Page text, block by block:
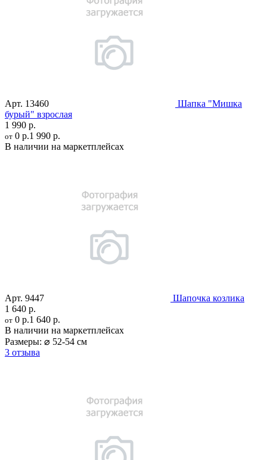
Арт. 13460
Шапка "Мишка
бурый" взрослая
1 990 р.
от 0 р.1 990 р.
В наличии на маркетплейсах
Арт. 9447
Шапочка козлика
1 640 р.
от 0 р.1 640 р.
В наличии на маркетплейсах
Размеры: ⌀ 52-54 см
3 отзыва